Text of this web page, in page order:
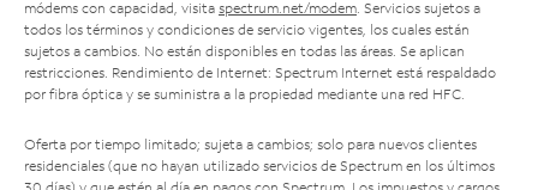
módems con capacidad, visita spectrum.net/modem . Servicios sujetos a
todos los términos y condiciones de servicio vigentes, los cuales están
sujetos a cambios. No están disponibles en todas las áreas. Se aplican
restricciones. Rendimiento de Internet: Spectrum Internet está respaldado
por fibra óptica y se suministra a la propiedad mediante una red HFC.
Oferta por tiempo limitado; sujeta a cambios; solo para nuevos clientes
residenciales (que no hayan utilizado servicios de Spectrum en los últimos